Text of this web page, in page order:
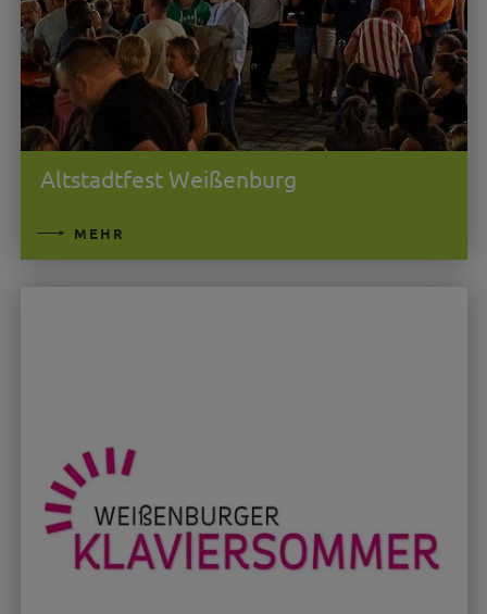
Altstadtfest Weißenburg
MEHR